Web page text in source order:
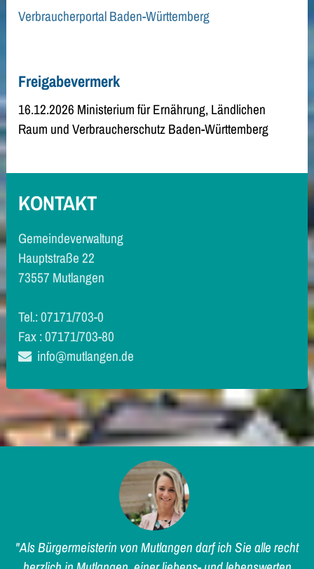
Verbraucherportal Baden-Württemberg
Freigabevermerk
16.12.2026 Ministerium für Ernährung, Ländlichen
Raum und Verbraucherschutz Baden-Württemberg
KONTAKT
Gemeindeverwaltung
Hauptstraße 22
73557 Mutlangen
Tel.: 07171/703-0
Fax : 07171/703-80
info@mutlangen.de
"Als Bürgermeisterin von Mutlangen darf ich Sie alle recht